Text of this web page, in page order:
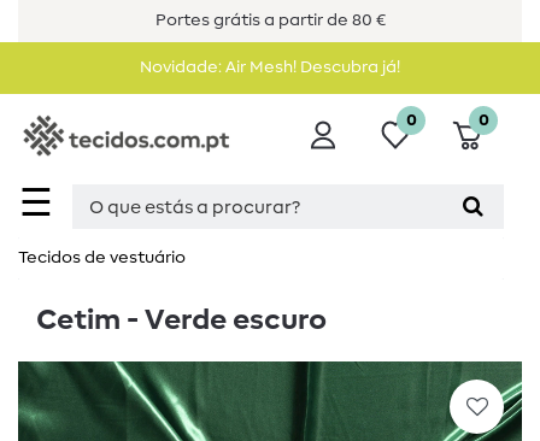
Portes grátis a partir de 80 €
Novidade: Air Mesh! Descubra já!
☰
0 0
Tecidos de vestuário
Cetim - Verde escuro